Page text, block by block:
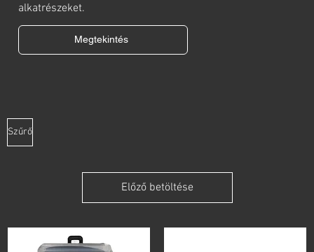
alkatrészeket.
Megtekintés
Szűrő
Előző betöltése